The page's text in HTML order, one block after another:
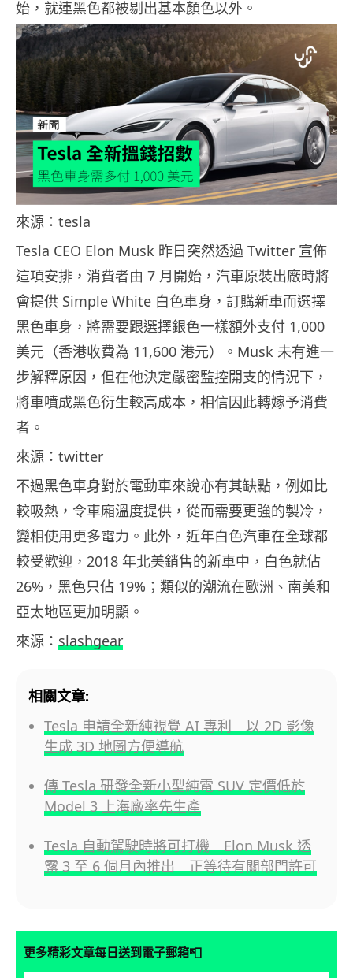
始，就連黑色都被剔出基本顏色以外。
來源：tesla
Tesla CEO Elon Musk 昨日突然透過 Twitter 宣佈
這項安排，消費者由 7 月開始，汽車原裝出廠時將
會提供 Simple White 白色車身，訂購新車而選擇
黑色車身，將需要跟選擇銀色一樣額外支付 1,000
美元（香港收費為 11,600 港元）。Musk 未有進一
步解釋原因，但在他決定嚴密監控開支的情況下，
將車噴成黑色衍生較高成本，相信因此轉嫁予消費
者。
來源：twitter
不過黑色車身對於電動車來說亦有其缺點，例如比
較吸熱，令車廂溫度提供，從而需要更強的製冷，
變相使用更多電力。此外，近年白色汽車在全球都
較受歡迎，2018 年北美銷售的新車中，白色就佔
26%，黑色只佔 19%；類似的潮流在歐洲、南美和
亞太地區更加明顯。
來源： slashgear
相關文章:
Tesla 申請全新純視覺 AI 專利 以 2D 影像
生成 3D 地圖方便導航
傳 Tesla 研發全新小型純電 SUV 定價低於
Model 3 上海廠率先生產
Tesla 自動駕駛時將可打機 Elon Musk 透
露 3 至 6 個月內推出 正等待有關部門許可
更多精彩文章每日送到電子郵箱📮